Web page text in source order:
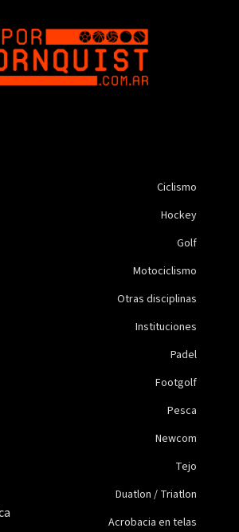
Ciclismo
Hockey
Golf
Motociclismo
Otras disciplinas
Instituciones
Padel
Footgolf
Pesca
Newcom
Tejo
Duatlon / Triatlon
Acrobacia en telas